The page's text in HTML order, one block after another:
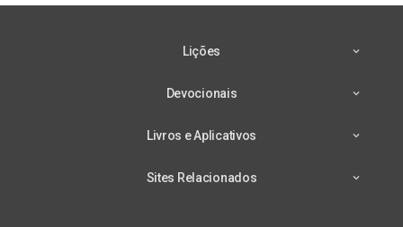
Lições
Devocionais
Livros e Aplicativos
Sites Relacionados